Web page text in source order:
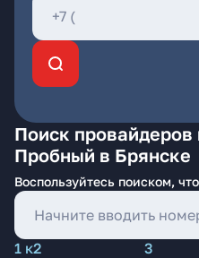
Поиск провайдеров
Пробный в Брянске
Воспользуйтесь поиском,
1 к2 3